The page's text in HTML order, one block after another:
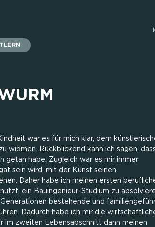
war es für mich klar, dem
widmen. Rückblickend kann ich sagen,
getan habe. Zugleich war es mir immer
sein wird, mit der Kunst seinen
Daher habe ich meinen ersten
ein Bauingenieur-Studium zu
bestehende und
Dadurch habe ich mir die
im zweiten Lebensabschnitt dann meinen